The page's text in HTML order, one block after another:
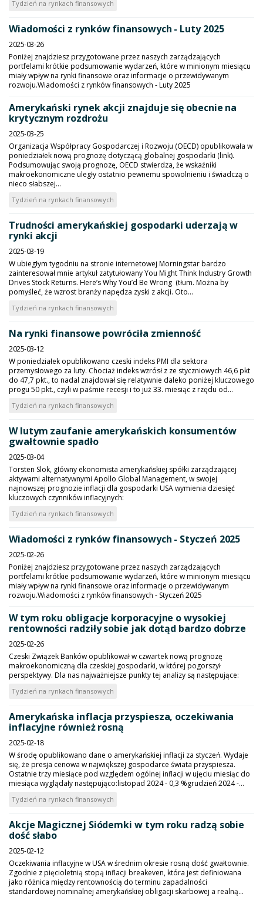
Tydzień na rynkach finansowych
Wiadomości z rynków finansowych - Luty 2025
2025-03-26
Poniżej znajdziesz przygotowane przez naszych zarządzających
portfelami krótkie podsumowanie wydarzeń, które w minionym miesiącu
miały wpływ na rynki finansowe oraz informacje o przewidywanym
rozwoju.Wiadomości z rynków finansowych - Luty 2025
Amerykański rynek akcji znajduje się obecnie na
krytycznym rozdrożu
2025-03-25
Organizacja Współpracy Gospodarczej i Rozwoju (OECD) opublikowała w
poniedziałek nową prognozę dotyczącą globalnej gospodarki (link).
Podsumowując swoją prognozę, OECD stwierdza, że wskaźniki
makroekonomiczne uległy ostatnio pewnemu spowolnieniu i świadczą o
nieco słabszej...
Tydzień na rynkach finansowych
Trudności amerykańskiej gospodarki uderzają w
rynki akcji
2025-03-19
W ubiegłym tygodniu na stronie internetowej Morningstar bardzo
zainteresował mnie artykuł zatytułowany You Might Think Industry Growth
Drives Stock Returns. Here’s Why You’d Be Wrong (tłum. Można by
pomyśleć, że wzrost branży napędza zyski z akcji. Oto...
Tydzień na rynkach finansowych
Na rynki finansowe powróciła zmienność
2025-03-12
W poniedziałek opublikowano czeski indeks PMI dla sektora
przemysłowego za luty. Chociaż indeks wzrósł z ze styczniowych 46,6 pkt
do 47,7 pkt., to nadal znajdował się relatywnie daleko poniżej kluczowego
progu 50 pkt., czyli w paśmie recesji i to już 33. miesiąc z rzędu od...
Tydzień na rynkach finansowych
W lutym zaufanie amerykańskich konsumentów
gwałtownie spadło
2025-03-04
Torsten Slok, główny ekonomista amerykańskiej spółki zarządzającej
aktywami alternatywnymi Apollo Global Management, w swojej
najnowszej prognozie inflacji dla gospodarki USA wymienia dziesięć
kluczowych czynników inflacyjnych:
Tydzień na rynkach finansowych
Wiadomości z rynków finansowych - Styczeń 2025
2025-02-26
Poniżej znajdziesz przygotowane przez naszych zarządzających
portfelami krótkie podsumowanie wydarzeń, które w minionym miesiącu
miały wpływ na rynki finansowe oraz informacje o przewidywanym
rozwoju.Wiadomości z rynków finansowych - Styczeń 2025
W tym roku obligacje korporacyjne o wysokiej
rentowności radziły sobie jak dotąd bardzo dobrze
2025-02-26
Czeski Związek Banków opublikował w czwartek nową prognozę
makroekonomiczną dla czeskiej gospodarki, w której pogorszył
perspektywy. Dla nas najważniejsze punkty tej analizy są następujące:
Tydzień na rynkach finansowych
Amerykańska inflacja przyspiesza, oczekiwania
inflacyjne również rosną
2025-02-18
W środę opublikowano dane o amerykańskiej inflacji za styczeń. Wydaje
się, że presja cenowa w największej gospodarce świata przyspiesza.
Ostatnie trzy miesiące pod względem ogólnej inflacji w ujęciu miesiąc do
miesiąca wyglądały następująco:listopad 2024 - 0,3 %grudzień 2024 -...
Tydzień na rynkach finansowych
Akcje Magicznej Siódemki w tym roku radzą sobie
dość słabo
2025-02-12
Oczekiwania inflacyjne w USA w średnim okresie rosną dość gwałtownie.
Zgodnie z pięcioletnią stopą inflacji breakeven, która jest definiowana
jako różnica między rentownością do terminu zapadalności
standardowej nominalnej amerykańskiej obligacji skarbowej a realną...